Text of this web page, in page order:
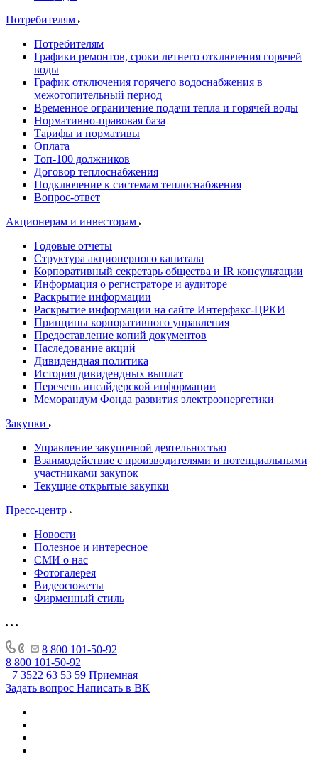
Потребителям
Потребителям
Графики ремонтов, сроки летнего отключения горячей
воды
График отключения горячего водоснабжения в
межотопительный период
Временное ограничение подачи тепла и горячей воды
Нормативно-правовая база
Тарифы и нормативы
Оплата
Топ-100 должников
Договор теплоснабжения
Подключение к системам теплоснабжения
Вопрос-ответ
Акционерам и инвесторам
Годовые отчеты
Структура акционерного капитала
Корпоративный секретарь общества и IR консультации
Информация о регистраторе и аудиторе
Раскрытие информации
Раскрытие информации на сайте Интерфакс-ЦРКИ
Принципы корпоративного управления
Предоставление копий документов
Наследование акций
Дивидендная политика
История дивидендных выплат
Перечень инсайдерской информации
Меморандум Фонда развития электроэнергетики
Закупки
Управление закупочной деятельностью
Взаимодействие с производителями и потенциальными
участниками закупок
Текущие открытые закупки
Пресс-центр
Новости
Полезное и интересное
СМИ о нас
Фотогалерея
Видеосюжеты
Фирменный стиль
8 800 101-50-92
8 800 101-50-92
+7 3522 63 53 59 Приемная
Задать вопрос Написать в ВК